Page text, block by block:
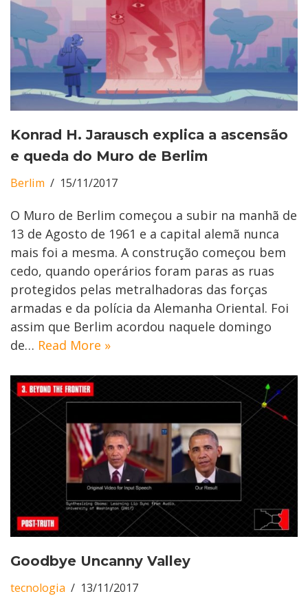
Konrad H. Jarausch explica a ascensão
e queda do Muro de Berlim
Berlim 15/11/2017
O Muro de Berlim começou a subir na manhã de
13 de Agosto de 1961 e a capital alemã nunca
mais foi a mesma. A construção começou bem
cedo, quando operários foram paras as ruas
protegidos pelas metralhadoras das forças
armadas e da polícia da Alemanha Oriental. Foi
assim que Berlim acordou naquele domingo
de… Read More »
Goodbye Uncanny Valley
tecnologia 13/11/2017